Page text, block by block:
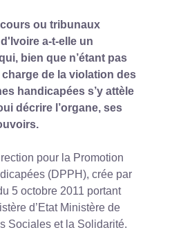
ou tribunaux
a-t-elle un
bien que n’étant pas
de la violation des
handicapées s’y attèle
décrire l’organe, ses
pour la Promotion
(DPPH), crée par
5 octobre 2011 portant
d’Etat Ministère de
Sociales et la Solidarité.